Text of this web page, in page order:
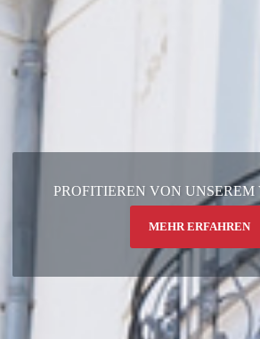
PROFITIEREN VON UNSEREM
MEHR ERFAHREN